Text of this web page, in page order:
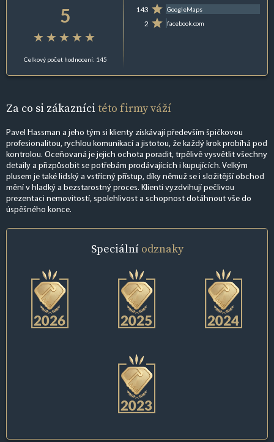
5
Celkový počet hodnocení: 145
143 GoogleMaps
2 facebook.com
Za co si zákazníci této firmy váží
Pavel Hassman a jeho tým si klienty získávají především špičkovou
profesionalitou, rychlou komunikací a jistotou, že každý krok probíhá pod
kontrolou. Oceňovaná je jejich ochota poradit, trpělivě vysvětlit všechny
detaily a přizpůsobit se potřebám prodávajících i kupujících. Velkým
plusem je také lidský a vstřícný přístup, díky němuž se i složitější obchod
mění v hladký a bezstarostný proces. Klienti vyzdvihují pečlivou
prezentaci nemovitostí, spolehlivost a schopnost dotáhnout vše do
úspěšného konce.
Speciální odznaky